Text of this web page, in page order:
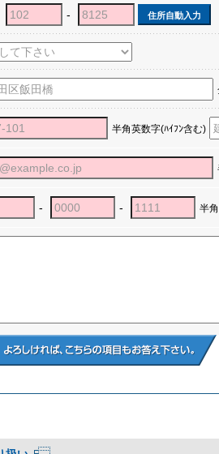
- 住所自動入力
半角英数字(ﾊｲﾌﾝ含む)
- - 半